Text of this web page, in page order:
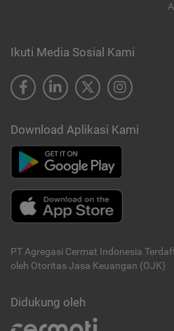
Ikuti Media Sosial Kami
Download Aplikasi Kami
PT Agregasi Cermat Indonesia
oleh Otoritas Jasa Keuangan (OJK)
Didukung oleh